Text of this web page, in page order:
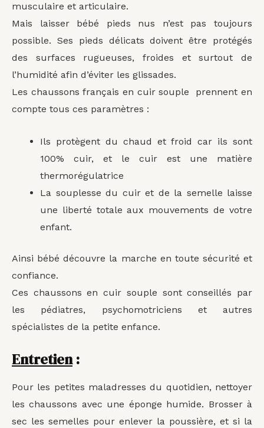
musculaire et articulaire.
Mais laisser bébé pieds nus n’est pas toujours
possible. Ses pieds délicats doivent être protégés
des surfaces rugueuses, froides et surtout de
l’humidité afin d’éviter les glissades.
Les chaussons français en cuir souple prennent en
compte tous ces paramètres :
Ils protègent du chaud et froid car ils sont
100% cuir, et le cuir est une matière
thermorégulatrice
La souplesse du cuir et de la semelle laisse
une liberté totale aux mouvements de votre
enfant.
Ainsi bébé découvre la marche en toute sécurité et
confiance.
Ces chaussons en cuir souple sont conseillés par
les pédiatres, psychomotriciens et autres
spécialistes de la petite enfance.
Entretien:
Pour les petites maladresses du quotidien, nettoyer
les chaussons avec une éponge humide. Brosser à
sec les semelles pour enlever la poussière, et si la